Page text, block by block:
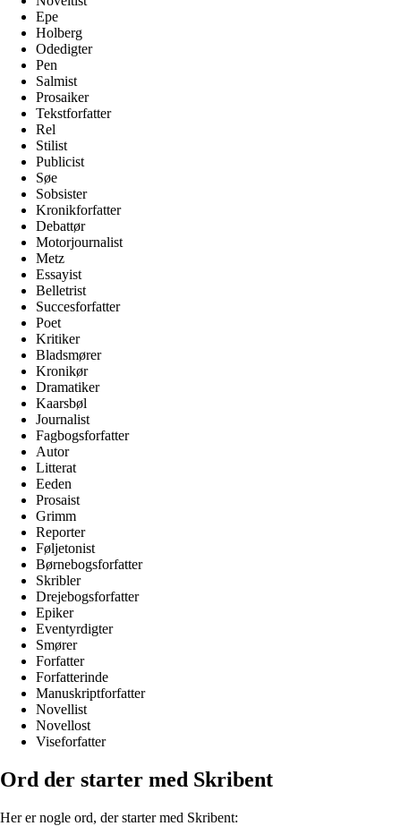
Epe
Holberg
Odedigter
Pen
Salmist
Prosaiker
Tekstforfatter
Rel
Stilist
Publicist
Søe
Sobsister
Kronikforfatter
Debattør
Motorjournalist
Metz
Essayist
Belletrist
Succesforfatter
Poet
Kritiker
Bladsmører
Kronikør
Dramatiker
Kaarsbøl
Journalist
Fagbogsforfatter
Autor
Litterat
Eeden
Prosaist
Grimm
Reporter
Føljetonist
Børnebogsforfatter
Skribler
Drejebogsforfatter
Epiker
Eventyrdigter
Smører
Forfatter
Forfatterinde
Manuskriptforfatter
Novellist
Novellost
Viseforfatter
Ord der starter med Skribent
Her er nogle ord, der starter med Skribent: